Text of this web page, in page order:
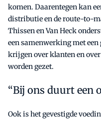
komen. Daarentegen kan
distributie en de route-to-
Thissen en Van Heck
een samenwerking met
krijgen over klanten en
worden gezet.
Bij ons duurt een
Ook is het gevestigde